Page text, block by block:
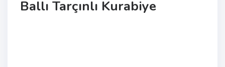
Ballı Tarçınlı Kurabiye